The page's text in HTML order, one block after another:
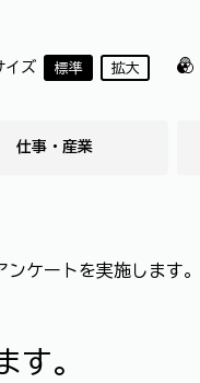
イズ 標準 拡大
仕事・産業
ケートを実施します。
す。